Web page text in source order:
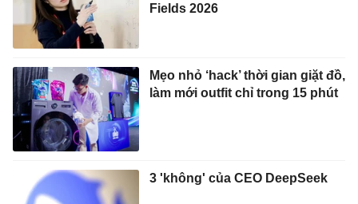
Fields 2026
Mẹo nhỏ ‘hack’ thời gian giặt đồ,
làm mới outfit chỉ trong 15 phút
3 'không' của CEO DeepSeek